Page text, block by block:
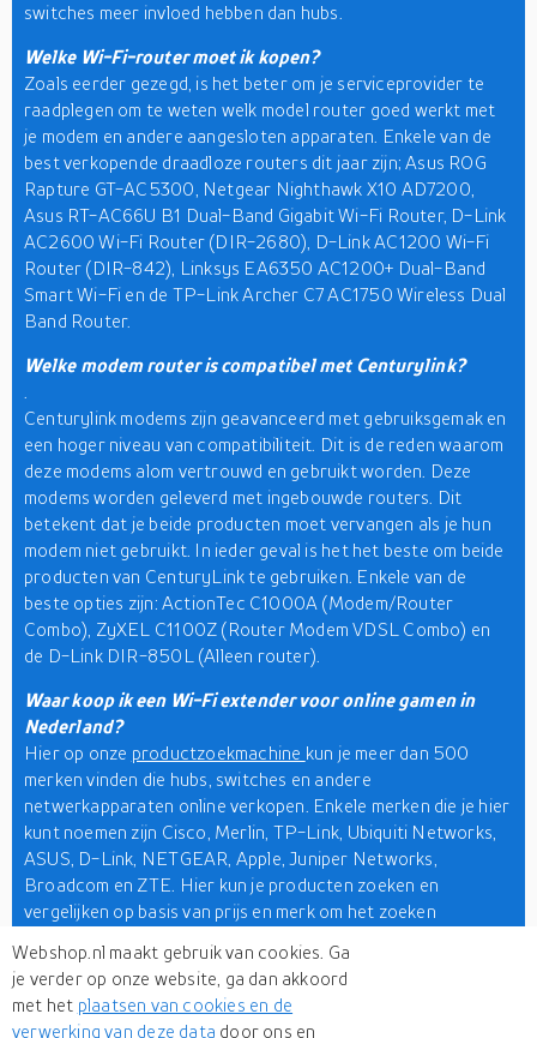
switches meer invloed hebben dan hubs.
Welke Wi-Fi-router moet ik kopen?
Zoals eerder gezegd, is het beter om je serviceprovider te
raadplegen om te weten welk model router goed werkt met
je modem en andere aangesloten apparaten. Enkele van de
best verkopende draadloze routers dit jaar zijn; Asus ROG
Rapture GT-AC5300, Netgear Nighthawk X10 AD7200,
Asus RT-AC66U B1 Dual-Band Gigabit Wi-Fi Router, D-Link
AC2600 Wi-Fi Router (DIR-2680), D-Link AC1200 Wi-Fi
Router (DIR-842), Linksys EA6350 AC1200+ Dual-Band
Smart Wi-Fi en de TP-Link Archer C7 AC1750 Wireless Dual
Band Router.
Welke modem router is compatibel met Centurylink?
Centurylink modems zijn geavanceerd met gebruiksgemak en
een hoger niveau van compatibiliteit. Dit is de reden waarom
deze modems alom vertrouwd en gebruikt worden. Deze
modems worden geleverd met ingebouwde routers. Dit
betekent dat je beide producten moet vervangen als je hun
modem niet gebruikt. In ieder geval is het het beste om beide
producten van CenturyLink te gebruiken. Enkele van de
beste opties zijn: ActionTec C1000A (Modem/Router
Combo), ZyXEL C1100Z (Router Modem VDSL Combo) en
de D-Link DIR-850L (Alleen router).
Waar koop ik een Wi-Fi extender voor online gamen in
Nederland?
Hier op onze productzoekmachine kun je meer dan 500
merken vinden die hubs, switches en andere
netwerkapparaten online verkopen. Enkele merken die je hier
kunt noemen zijn Cisco, Merlin, TP-Link, Ubiquiti Networks,
ASUS, D-Link, NETGEAR, Apple, Juniper Networks,
Broadcom en ZTE. Hier kun je producten zoeken en
vergelijken op basis van prijs en merk om het zoeken
kennis met eindeloze mogelijkheden voordat je betaalt voor
een apparaat dat aan je behoeften voldoet.
Webshop.nl maakt gebruik van cookies. Ga
je verder op onze website, ga dan akkoord
met het plaatsen van cookies en de
verwerking van deze data door ons en